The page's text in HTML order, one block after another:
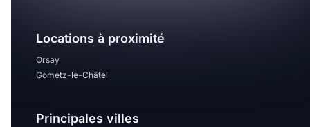
m2
Nombre de chambres
Locations à proximité
Orsay
Gometz-le-Châtel
Principales villes